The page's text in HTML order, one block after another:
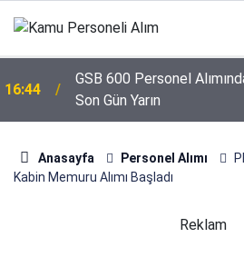
16:44
GSB 600 Personel
Son Gün Yarın
Anasayfa Personel Alımı
Kabin Memuru Alımı Başladı
Reklam